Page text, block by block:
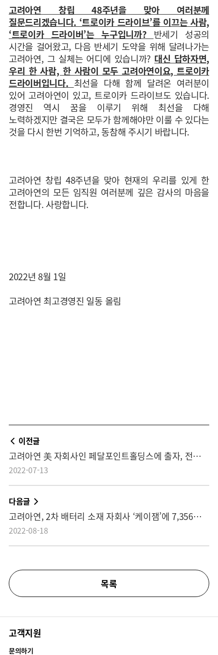
고려아연 창립 48주년을 맞아 여러분께
질문드리겠습니다. ‘트로이카 드라이브’를 이끄는 사람,
‘트로이카 드라이버’는 누구입니까? 반세기 성공의
시간을 걸어왔고, 다음 반세기 도약을 위해 달려나가는
고려아연, 그 실체는 어디에 있습니까? 대신 답하자면,
우리 한 사람, 한 사람이 모두 고려아연이요, 트로이카
드라이버입니다. 최선을 다해 함께 달려온 여러분이
있어 고려아연이 있고, 트로이카 드라이브도 있습니다.
경영진 역시 꿈을 이루기 위해 최선을 다해
노력하겠지만 결국은 모두가 함께해야만 이룰 수 있다는
것을 다시 한번 기억하고, 동참해 주시기 바랍니다.
고려아연 창립 48주년을 맞아 현재의 우리를 있게 한
고려아연의 모든 임직원 여러분께 깊은 감사의 마음을
전합니다. 사랑합니다.
2022년 8월 1일
고려아연 최고경영진 일동 올림
이전글
고려아연 美 자회사인 페달포인트홀딩스에 출자, 전자폐기물 리사이클링 기업 이그니오홀딩스 지분 73% 인수
2022-07-13
다음글
고려아연, 2차 배터리 소재 자회사 ‘케이잼’에 7,356억 투자 공장증설을 통한 6만톤 생산 조기 달성으로 ‘트로이카 드라이브’ 新사업 박차
2022-08-18
목록
고객지원
문의하기